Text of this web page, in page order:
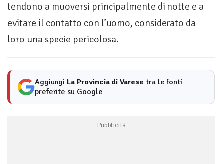
tendono a muoversi principalmente di notte e a
evitare il contatto con l’uomo, considerato da
loro una specie pericolosa.
Aggiungi La Provincia di Varese tra le fonti
preferite su Google